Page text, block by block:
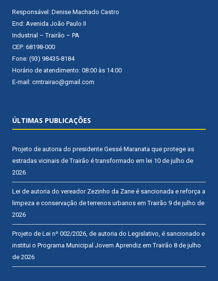
Responsável: Denise Machado Castro
End: Avenida João Paulo II
Industrial – Trairão – PA
CEP: 68198-000
Fone: (93) 98435-8184
Horário de atendimento: 08:00 às 14:00
E-mail: cmtrairao@gmail.com
ÚLTIMAS PUBLICAÇÕES
Projeto de autoria do presidente Gessé Maranata que protege as
estradas vicinais de Trairão é transformado em lei 10 de julho de
2026
Lei de autoria do vereador Zezinho da Zane é sancionada e reforça a
limpeza e conservação de terrenos urbanos em Trairão 9 de julho de
2026
Projeto de Lei nº 002/2026, de autoria do Legislativo, é sancionado e
institui o Programa Municipal Jovem Aprendiz em Trairão 8 de julho
de 2026